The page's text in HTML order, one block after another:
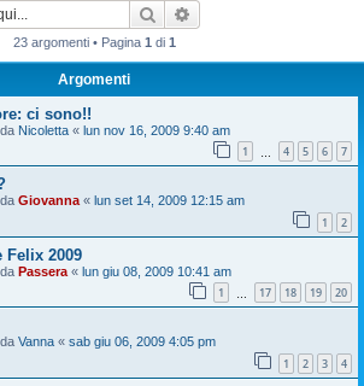
Cerca
23 argomenti • Pagina 1 di 1
Argomenti
ci sono!!
Nicoletta « lun nov 16, 2009 9:40 am
1 4 5 6 7
Giovanna « lun set 14, 2009 12:15 am
1 2
Felix 2009
Passera « lun giu 08, 2009 10:41 am
1 17 18 19 20
Vanna « sab giu 06, 2009 4:05 pm
1 2 3 4